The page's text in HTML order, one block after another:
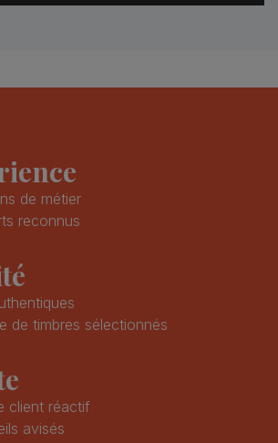
de métier
reconnus
de timbres sélectionnés
client réactif
avisés